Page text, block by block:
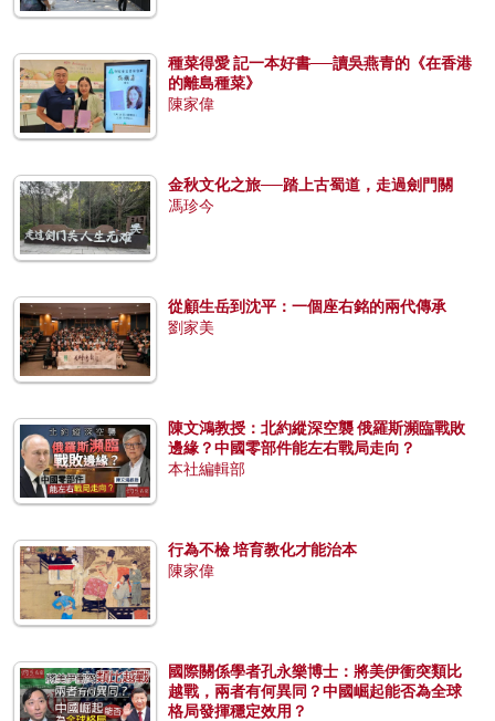
種菜得愛 記一本好書──讀吳燕青的《在香港
的離島種菜》
陳家偉
金秋文化之旅──踏上古蜀道，走過劍門關
馮珍今
從顧生岳到沈平：一個座右銘的兩代傳承
劉家美
陳文鴻教授：北約縱深空襲 俄羅斯瀕臨戰敗
邊緣？中國零部件能左右戰局走向？
本社編輯部
行為不檢 培育教化才能治本
陳家偉
國際關係學者孔永樂博士：將美伊衝突類比
越戰，兩者有何異同？中國崛起能否為全球
格局發揮穩定效用？